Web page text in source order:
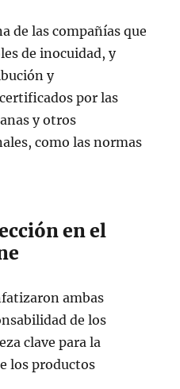
de las compañías que
de inocuidad, y
y
por las
y otros
como las normas
en el
ambas
de los
clave para la
los productos